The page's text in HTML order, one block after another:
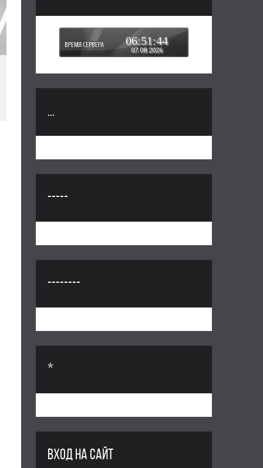
06:51:44
07.08.2026
...
-----
--------
*
ВХОД НА САЙТ